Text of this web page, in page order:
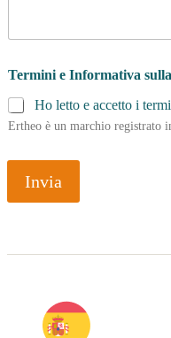
Termini e Informativa
Ho letto e accetto i
Ertheo è un marchio registrato
Invia